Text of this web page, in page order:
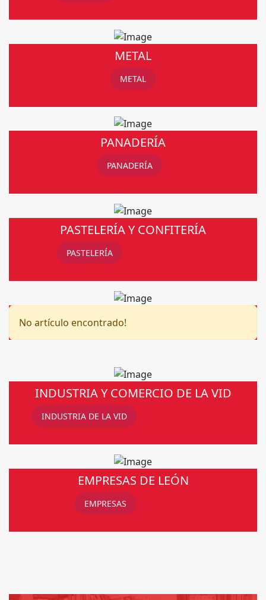
METAL
METAL
PANADERÍA
PANADERÍA
PASTELERÍA Y CONFITERÍA
PASTELERÍA
No artículo encontrado!
INDUSTRIA Y COMERCIO DE LA VID
INDUSTRIA DE LA VID
EMPRESAS DE LEÓN
EMPRESAS